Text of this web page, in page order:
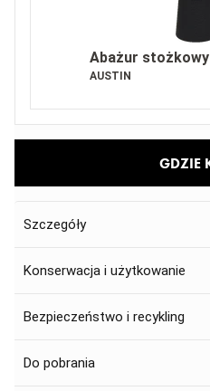
Abażur
AUSTIN
GDZIE
Szczegóły
Konserwacja i użytkowanie
Bezpieczeństwo i recykling
Do pobrania